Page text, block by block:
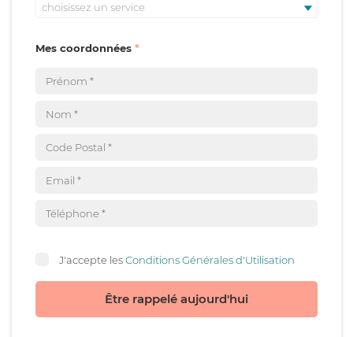
choisissez un service
Mes coordonnées
J'accepte lesConditions Générales d'Utilisation
Être rappelé aujourd'hui